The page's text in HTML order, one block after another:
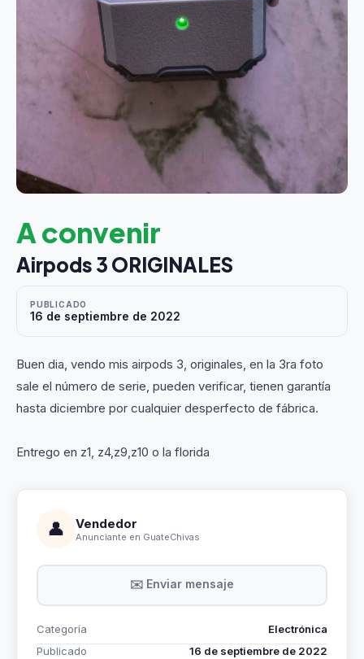
A convenir
Airpods 3 ORIGINALES
PUBLICADO
16 de septiembre de 2022
Buen dia, vendo mis airpods 3, originales, en la 3ra foto
sale el número de serie, pueden verificar, tienen garantía
hasta diciembre por cualquier desperfecto de fábrica.
Entrego en z1, z4,z9,z10 o la florida
👤 Vendedor
Anunciante en GuateChivas
✉️ Enviar mensaje
Categoría
Electrónica
Publicado
16 de septiembre de 2022